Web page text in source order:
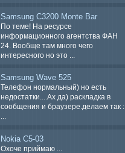
Samsung C3200 Monte Bar
По теме! На ресурсе
информационного агентства ФАН
24. Вообще там много чего
интересного но это ...
Samsung Wave 525
Телефон нормальный) но есть
недостатки....Ах да) раскладка в
сообщения и браузере.делаем так :
Nokia C5-03
Охоче ​​приймаю ...